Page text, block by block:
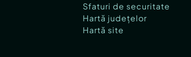
Sfaturi de securitate
Hartă județelor
Hartă site